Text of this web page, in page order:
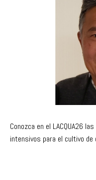
Conozca en el LACQUA26
intensivos para el cultivo de